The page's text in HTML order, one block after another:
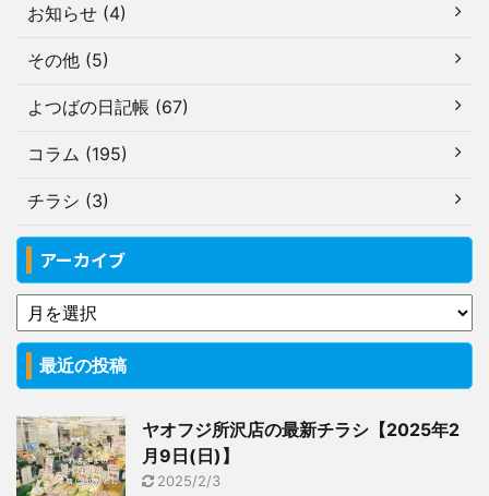
お知らせ (4)
その他 (5)
よつばの日記帳 (67)
コラム (195)
チラシ (3)
アーカイブ
最近の投稿
ヤオフジ所沢店の最新チラシ【2025年2
月9日(日)】
2025/2/3